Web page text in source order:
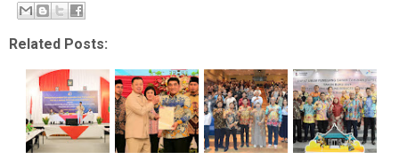
Related Posts: